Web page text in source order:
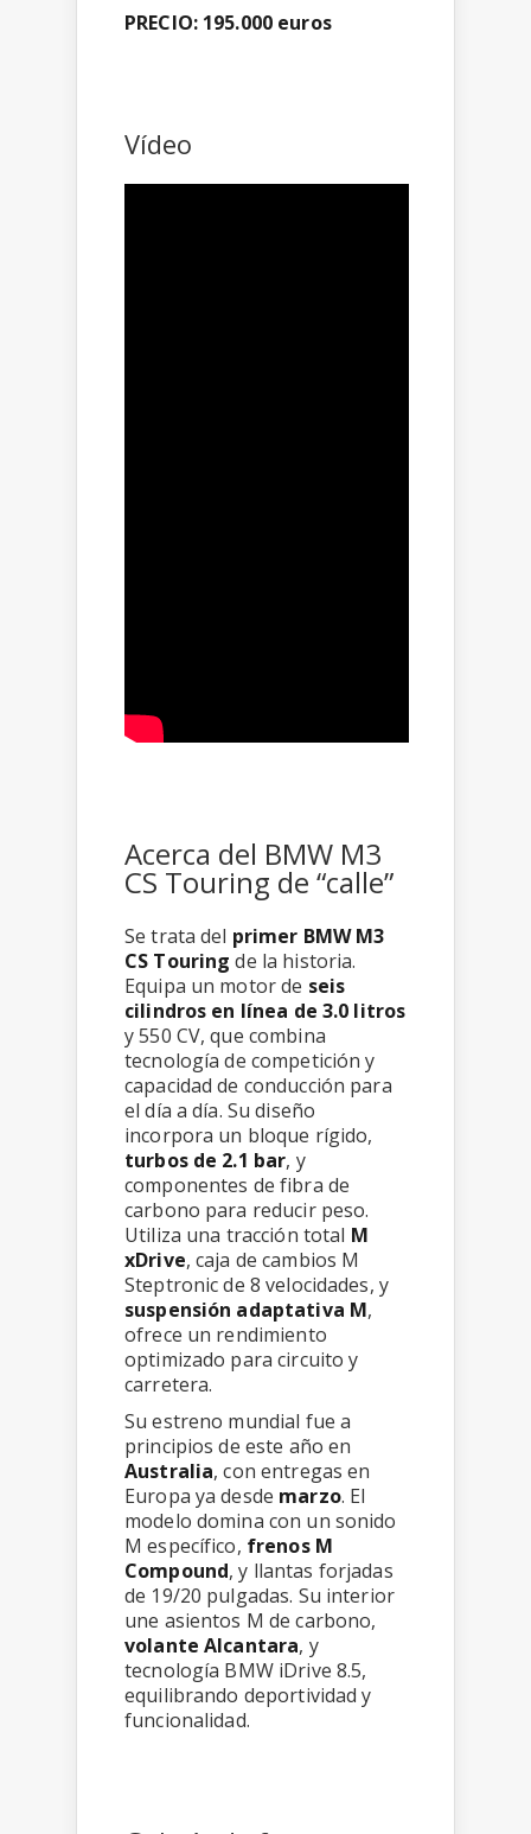
PRECIO: 195.000 euros
Vídeo
Acerca del BMW M3
CS Touring de “calle”
Se trata del primer BMW M3
CS Touring de la historia.
Equipa un motor de seis
cilindros en línea de 3.0 litros
y 550 CV, que combina
tecnología de competición y
capacidad de conducción para
el día a día. Su diseño
incorpora un bloque rígido,
turbos de 2.1 bar, y
componentes de fibra de
carbono para reducir peso.
Utiliza una tracción total M
xDrive, caja de cambios M
Steptronic de 8 velocidades, y
suspensión adaptativa M,
ofrece un rendimiento
optimizado para circuito y
carretera.
Su estreno mundial fue a
principios de este año en
Australia, con entregas en
Europa ya desde marzo. El
modelo domina con un sonido
M específico, frenos M
Compound, y llantas forjadas
de 19/20 pulgadas. Su interior
une asientos M de carbono,
volante Alcantara, y
tecnología BMW iDrive 8.5,
equilibrando deportividad y
funcionalidad.